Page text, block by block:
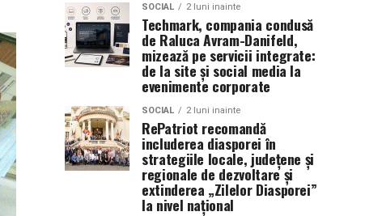
SOCIAL 2 luni inainte
Techmark, compania condusă
de Raluca Avram-Danifeld,
mizează pe servicii integrate:
de la site și social media la
evenimente corporate
SOCIAL 2 luni inainte
RePatriot recomandă
includerea diasporei în
strategiile locale, județene și
regionale de dezvoltare și
extinderea „Zilelor Diasporei”
la nivel național